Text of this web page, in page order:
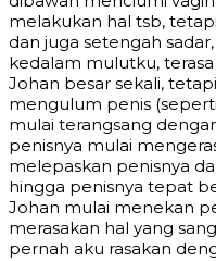
melakukan hal tsb,
dan juga setengah
kedalam mulutku,
Johan besar sekali,
mengulum penis
mulai terangsang
penisnya mulai
melepaskan penisnya
hingga penisnya tepat
Johan mulai menekan
merasakan hal yang
pernah aku rasakan